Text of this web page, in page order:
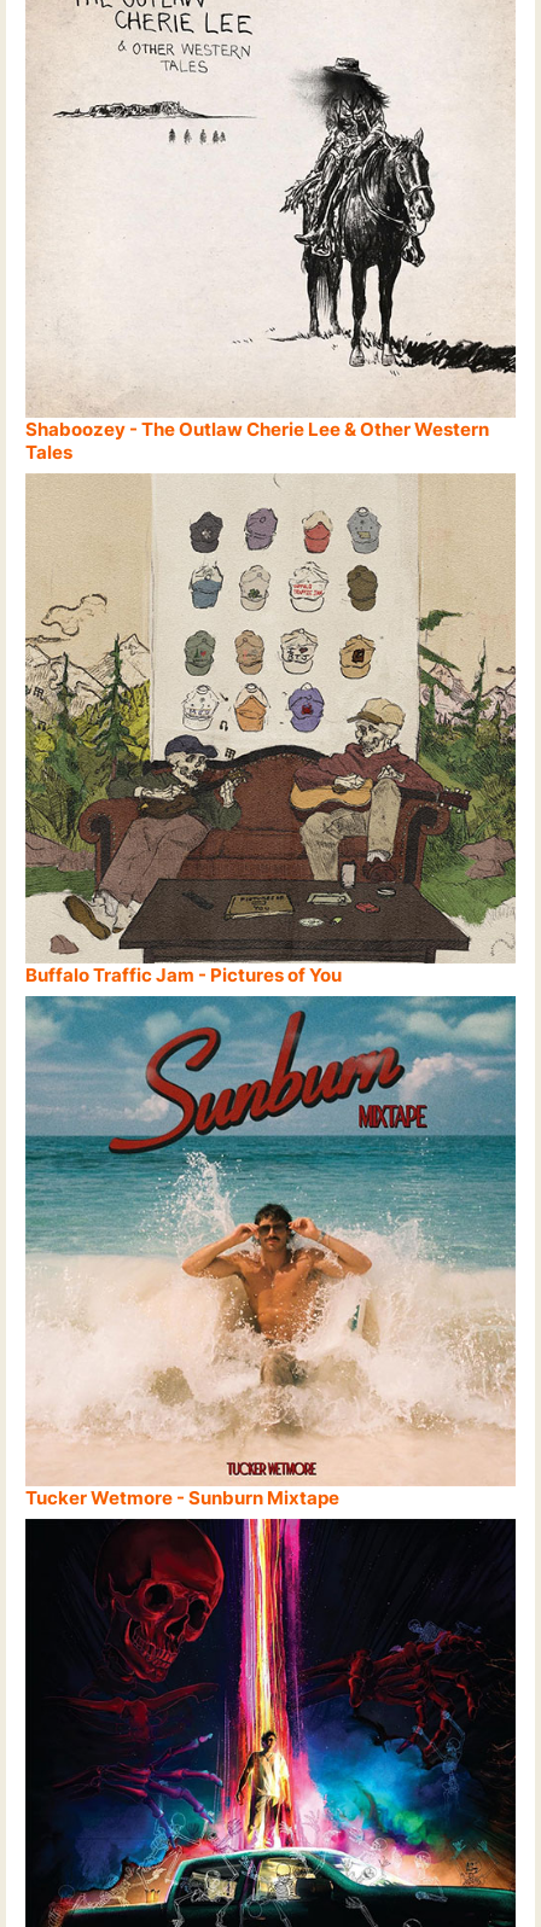
Shaboozey - The Outlaw Cherie Lee & Other Western
Tales
Buffalo Traffic Jam - Pictures of You
Tucker Wetmore - Sunburn Mixtape